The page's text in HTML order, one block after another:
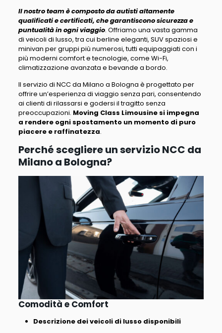
Il nostro team è composto da autisti altamente
qualificati e certificati, che garantiscono sicurezza e
puntualità in ogni viaggio. Offriamo una vasta gamma
di veicoli di lusso, tra cui berline eleganti, SUV spaziosi e
minivan per gruppi più numerosi, tutti equipaggiati con i
più moderni comfort e tecnologie, come Wi-Fi,
climatizzazione avanzata e bevande a bordo.
Il servizio di NCC da Milano a Bologna è progettato per
offrire un’esperienza di viaggio senza pari, consentendo
ai clienti di rilassarsi e godersi il tragitto senza
preoccupazioni. Moving Class Limousine si impegna
a rendere ogni spostamento un momento di puro
piacere e raffinatezza.
Perché scegliere un servizio NCC da
Milano a Bologna?
Comodità e Comfort
Descrizione dei veicoli di lusso disponibili